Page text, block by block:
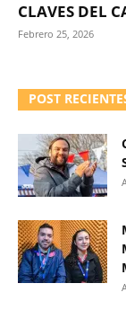
CLAVES DEL
Febrero 25, 2026
POST